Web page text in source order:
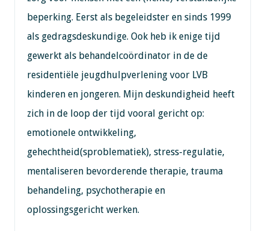
beperking. Eerst als begeleidster en sinds 1999
als gedragsdeskundige. Ook heb ik enige tijd
gewerkt als behandelcoördinator in de de
residentiële jeugdhulpverlening voor LVB
kinderen en jongeren. Mijn deskundigheid heeft
zich in de loop der tijd vooral gericht op:
emotionele ontwikkeling,
gehechtheid(sproblematiek), stress-regulatie,
mentaliseren bevorderende therapie, trauma
behandeling, psychotherapie en
oplossingsgericht werken.